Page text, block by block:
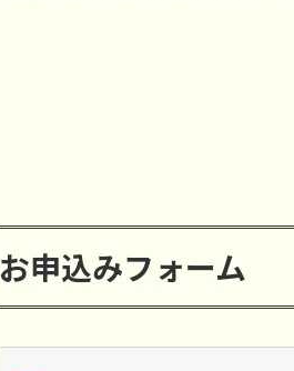
お申込みフォーム